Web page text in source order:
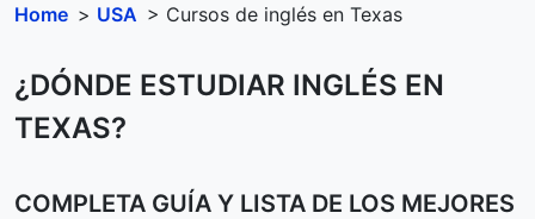
Home > USA > Cursos de inglés en Texas
¿DÓNDE ESTUDIAR INGLÉS EN
TEXAS?
COMPLETA GUÍA Y LISTA DE LOS MEJORES